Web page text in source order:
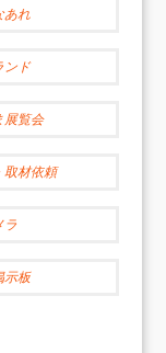
あれ
ンド
展覧会
取材依頼
ラ
示板